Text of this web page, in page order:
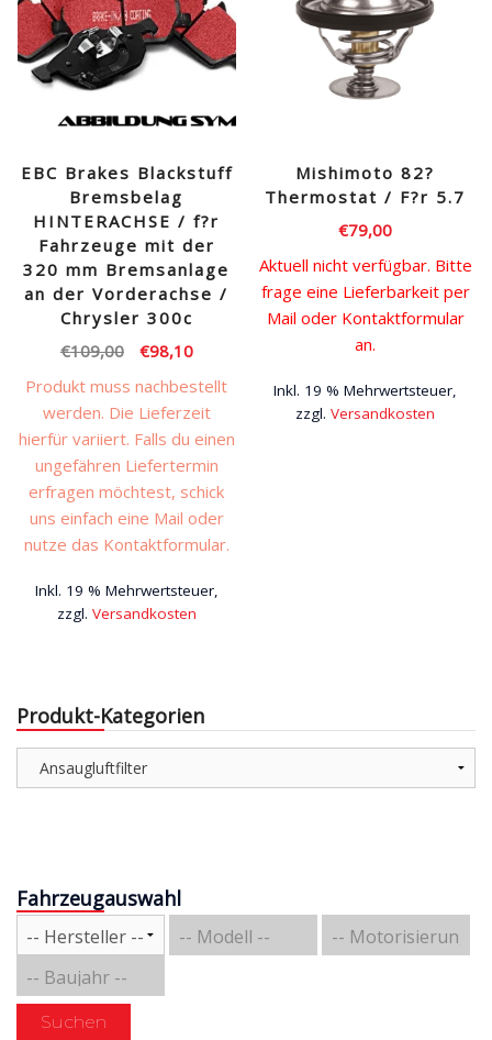
EBC Brakes Blackstuff
Bremsbelag
HINTERACHSE / f?r
Fahrzeuge mit der
320 mm Bremsanlage
an der Vorderachse /
Chrysler 300c
€109,00
Ursprünglicher
Preis
war:
€109,00
€98,10Aktueller
Preis
ist:
€98,10.
Produkt muss nachbestellt
werden. Die Lieferzeit
hierfür variiert. Falls du einen
ungefähren Liefertermin
erfragen möchtest, schick
uns einfach eine Mail oder
nutze das Kontaktformular.
Inkl. 19 % Mehrwertsteuer,
zzgl. Versandkosten
Mishimoto 82?
Thermostat / F?r 5.7
€79,00
Aktuell nicht verfügbar. Bitte
frage eine Lieferbarkeit per
Mail oder Kontaktformular
an.
Inkl. 19 % Mehrwertsteuer,
zzgl.Versandkosten
Produkt-Kategorien
Fahrzeugauswahl
Suchen